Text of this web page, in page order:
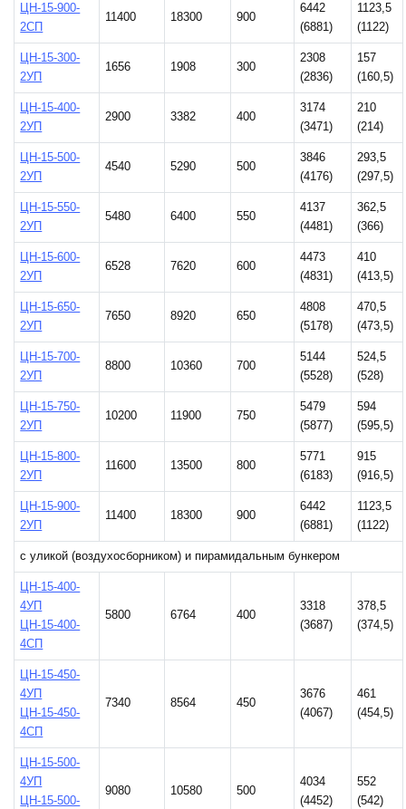
ЦН-15-900-
2СП
11400 18300 900
6442
(6881)
1123,5
(1122)
ЦН-15-300-
2УП
1656 1908 300
2308
(2836)
157
(160,5)
ЦН-15-400-
2УП
2900 3382 400
3174
(3471)
210
(214)
ЦН-15-500-
2УП
4540 5290 500
3846
(4176)
293,5
(297,5)
ЦН-15-550-
2УП
5480 6400 550
4137
(4481)
362,5
(366)
ЦН-15-600-
2УП
6528 7620 600
4473
(4831)
410
(413,5)
ЦН-15-650-
2УП
7650 8920 650
4808
(5178)
470,5
(473,5)
ЦН-15-700-
2УП
8800 10360 700
5144
(5528)
524,5
(528)
ЦН-15-750-
2УП
10200 11900 750
5479
(5877)
594
(595,5)
ЦН-15-800-
2УП
11600 13500 800
5771
(6183)
915
(916,5)
ЦН-15-900-
2УП
11400 18300 900
6442
(6881)
1123,5
(1122)
с уликой (воздухосборником) и пирамидальным бункером
ЦН-15-400-
4УП
ЦН-15-400-
4СП
5800 6764 400
3318
(3687)
378,5
(374,5)
ЦН-15-450-
4УП
ЦН-15-450-
4СП
7340 8564 450
3676
(4067)
461
(454,5)
ЦН-15-500-
4УП
ЦН-15-500-
9080 10580 500
4034
(4452)
552
(542)